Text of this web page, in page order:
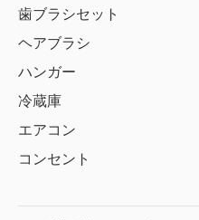
歯ブラシセット
ヘアブラシ
ハンガー
冷蔵庫
エアコン
コンセント